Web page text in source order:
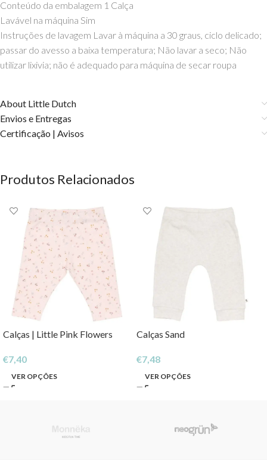
Conteúdo da embalagem 1 Calça
Lavável na máquina Sim
Instruções de lavagem Lavar à máquina a 30 graus, ciclo delicado;
passar do avesso a baixa temperatura; Não lavar a seco; Não
utilizar lixivia; não é adequado para máquina de secar roupa
About Little Dutch
Envios e Entregas
Certificação | Avisos
Produtos Relacionados
Calças | Little Pink Flowers
€7,40
VER OPÇÕES
Calças Sand
€7,48
VER OPÇÕES